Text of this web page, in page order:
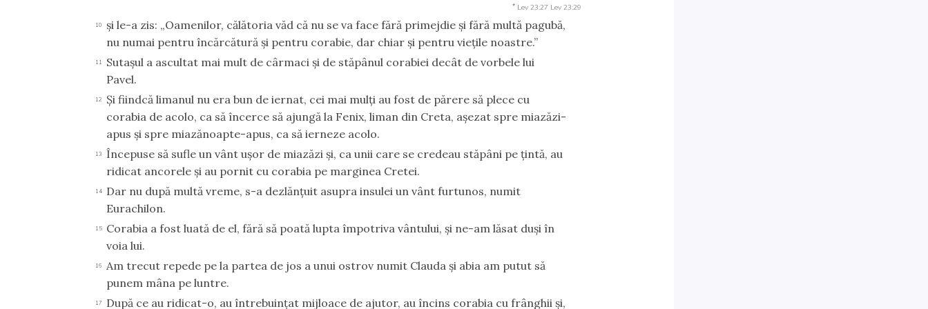
* Lev 23:27 Lev 23:29
10
şi le-a zis: „Oamenilor, călătoria văd că nu se va face fără primejdie şi fără multă pagubă,
nu numai pentru încărcătură şi pentru corabie, dar chiar şi pentru vieţile noastre.”
11
Sutaşul a ascultat mai mult de cârmaci şi de stăpânul corabiei decât de vorbele lui
Pavel.
12
Şi fiindcă limanul nu era bun de iernat, cei mai mulţi au fost de părere să plece cu
corabia de acolo, ca să încerce să ajungă la Fenix, liman din Creta, aşezat spre miazăzi-
apus şi spre miazănoapte-apus, ca să ierneze acolo.
13
Începuse să sufle un vânt uşor de miazăzi şi, ca unii care se credeau stăpâni pe ţintă, au
ridicat ancorele şi au pornit cu corabia pe marginea Cretei.
14
Dar nu după multă vreme, s-a dezlănţuit asupra insulei un vânt furtunos, numit
Eurachilon.
15
Corabia a fost luată de el, fără să poată lupta împotriva vântului, şi ne-am lăsat duşi în
voia lui.
16
Am trecut repede pe la partea de jos a unui ostrov numit Clauda şi abia am putut să
punem mâna pe luntre.
17 După ce au ridicat-o, au întrebuinţat mijloace de ajutor, au încins corabia cu frânghii şi,